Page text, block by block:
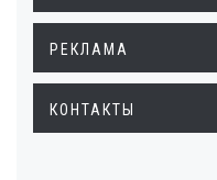
РЕКЛАМА
КОНТАКТЫ